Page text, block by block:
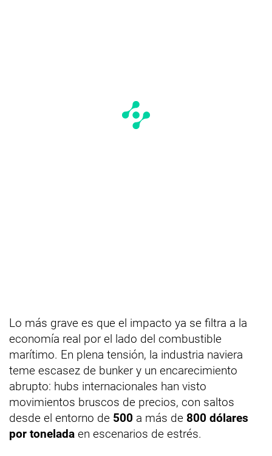
Lo más grave es que el impacto ya se filtra a la
economía real por el lado del combustible
marítimo. En plena tensión, la industria naviera
teme escasez de bunker y un encarecimiento
abrupto: hubs internacionales han visto
movimientos bruscos de precios, con saltos
desde el entorno de 500 a más de 800 dólares
por tonelada en escenarios de estrés.